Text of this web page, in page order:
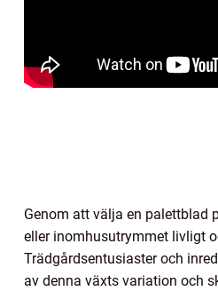
Genom att välja en palettblad
eller inomhusutrymmet livligt
Trädgårdsentusiaster och
av denna växts variation och